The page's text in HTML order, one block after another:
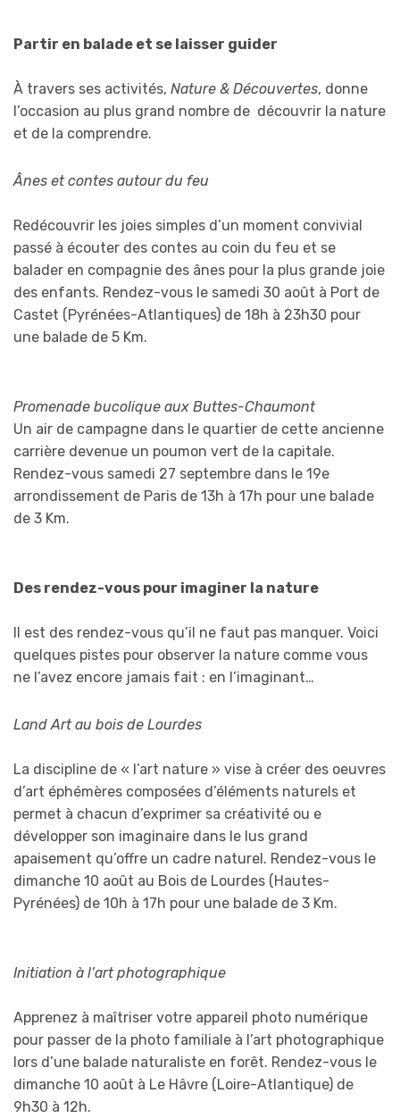
Partir en balade et se laisser guider
À travers ses activités, Nature & Découvertes, donne
l’occasion au plus grand nombre de découvrir la nature
et de la comprendre.
Ânes et contes autour du feu
Redécouvrir les joies simples d’un moment convivial
passé à écouter des contes au coin du feu et se
balader en compagnie des ânes pour la plus grande joie
des enfants. Rendez-vous le samedi 30 août à Port de
Castet (Pyrénées-Atlantiques) de 18h à 23h30 pour
une balade de 5 Km.
Promenade bucolique aux Buttes-Chaumont
Un air de campagne dans le quartier de cette ancienne
carrière devenue un poumon vert de la capitale.
Rendez-vous samedi 27 septembre dans le 19e
arrondissement de Paris de 13h à 17h pour une balade
de 3 Km.
Des rendez-vous pour imaginer la nature
Il est des rendez-vous qu’il ne faut pas manquer. Voici
quelques pistes pour observer la nature comme vous
ne l’avez encore jamais fait : en l’imaginant…
Land Art au bois de Lourdes
La discipline de « l’art nature » vise à créer des oeuvres
d’art éphémères composées d’éléments naturels et
permet à chacun d’exprimer sa créativité ou e
développer son imaginaire dans le lus grand
apaisement qu’offre un cadre naturel. Rendez-vous le
dimanche 10 août au Bois de Lourdes (Hautes-
Pyrénées) de 10h à 17h pour une balade de 3 Km.
Initiation à l’art photographique
Apprenez à maîtriser votre appareil photo numérique
pour passer de la photo familiale à l’art photographique
lors d’une balade naturaliste en forêt. Rendez-vous le
dimanche 10 août à Le Hâvre (Loire-Atlantique) de
9h30 à 12h.